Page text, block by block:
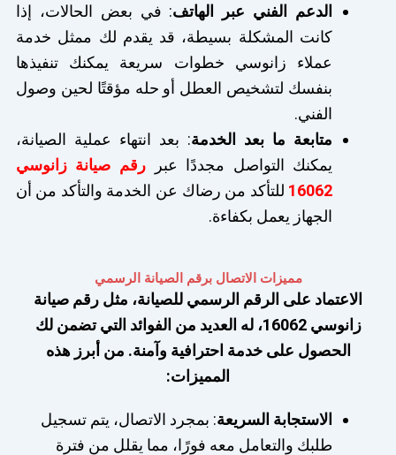
الدعم الفني عبر الهاتف: في بعض الحالات، إذا
كانت المشكلة بسيطة، قد يقدم لك ممثل خدمة
عملاء زانوسي خطوات سريعة يمكنك تنفيذها
بنفسك لتشخيص العطل أو حله مؤقتًا لحين وصول
الفني.
متابعة ما بعد الخدمة: بعد انتهاء عملية الصيانة،
يمكنك التواصل مجددًا عبررقم صيانة زانوسي
16062 للتأكد من رضاك عن الخدمة والتأكد من أن
الجهاز يعمل بكفاءة.
مميزات الاتصال برقم الصيانة الرسمي
الاعتماد على الرقم الرسمي للصيانة، مثل رقم صيانة
زانوسي 16062، له العديد من الفوائد التي تضمن لك
الحصول على خدمة احترافية وآمنة. من أبرز هذه
المميزات:
الاستجابة السريعة: بمجرد الاتصال، يتم تسجيل
طلبك والتعامل معه فورًا، مما يقلل من فترة